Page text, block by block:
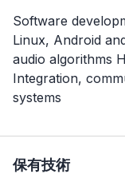
Software
Linux, Android
audio algorithms
Integration,
systems
保有技術